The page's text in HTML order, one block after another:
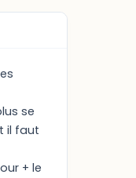
se
il faut
+ le